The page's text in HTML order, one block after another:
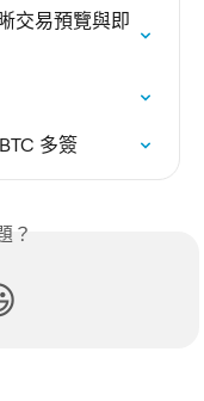
交易預覽與即
多簽
？